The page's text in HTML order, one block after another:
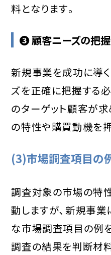
料となります｡
❸ 顧客ニーズの把握
新規事業を成功に導
ズを正確に把握する
のターゲット顧客が
の特性や購買動機を
(3)市場調査項目の
調査対象の市場の特
動しますが､新規事
な市場調査項目の例
調査の結果を判断材